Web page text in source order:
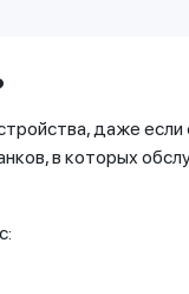
даже
в которых